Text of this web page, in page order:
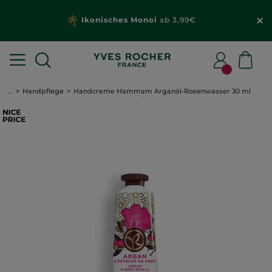
Ikonisches Monoi ab 3,99€
... Handpflege Handcreme Hammam Arganöl-Rosenwasser 30 ml